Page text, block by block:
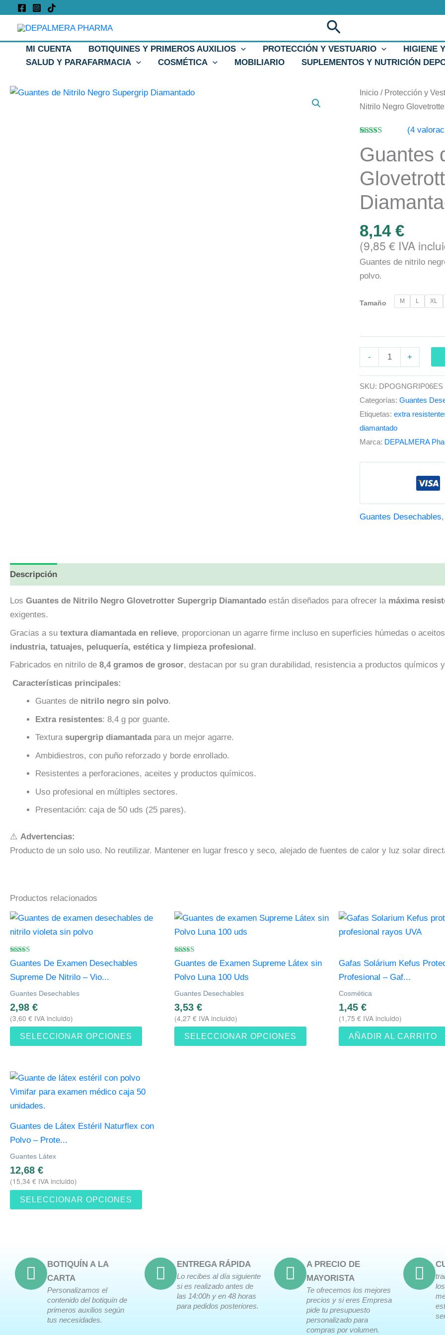
contenido
Buscar
MI CUENTA BOTIQUINES Y PRIMEROS AUXILIOS PROTECCIÓN Y VESTUARIO
HIGIENE
SALUD Y PARAFARMACIA
COSMÉTICA MOBILIARIO SUPLEMENTOS Y NUTRICIÓN
Inicio / Protección y
Nitrilo Negro
con 4.50de
5 en base a
de clientes
(4
Guantes
8,14€
(9,85€ IVA
Guantes de nitrilo
polvo.
Tamaño M L XL
-
Guantes
de
Negro
Glovetrotter
Supergrip
Diamantado
cantidad
+
SKU: DPOGNGRIP06ES
Categorías:Guantes
Etiquetas:extra
diamantado
Marca: DEPALMERA
Guantes Desechables
Descripción
Los Guantes de Nitrilo Negro Glovetrotter Supergrip Diamantado están diseñados para ofrecer la máxima
exigentes.
Gracias a su textura diamantada en relieve, proporcionan un agarre firme incluso en superficies húmedas o
industria, tatuajes, peluquería, estética y limpieza profesional.
Fabricados en nitrilo de 8,4 gramos de grosor, destacan por su gran durabilidad, resistencia a productos químicos
Características principales:
Guantes de nitrilo negro sin polvo.
Extra resistentes: 8,4 g por guante.
Textura supergrip diamantadapara un mejor agarre.
Ambidiestros, con puño reforzado y borde enrollado.
Resistentes a perforaciones, aceites y productos químicos.
Uso profesional en múltiples sectores.
Presentación: caja de 50 uds (25 pares).
⚠️ Advertencias:
Producto de un solo uso. No reutilizar. Mantener en lugar fresco y seco, alejado de fuentes de calor y luz solar
Productos relacionados
Valorado
con
4.50
de 5
Guantes De Examen Desechables
Supreme De Nitrilo – Vio...
Guantes Desechables
2,98 €
(3,60 € IVA incluido)
SELECCIONAR OPCIONES
Este
variantes.
pueden
Valorado
con
4.88
de 5
Guantes de Examen Supreme Látex sin
Polvo Luna 100 Uds
Guantes Desechables
3,53 €
(4,27 € IVA incluido)
SELECCIONAR OPCIONES
Este
múltiples
variantes.
pueden
Gafas Solárium Kefus
Profesional – Gaf...
Cosmética
1,45 €
(1,75 € IVA incluido)
AÑADIR AL CARRITO
Guantes de Látex Estéril Naturflex con
Polvo – Prote...
Guantes Látex
12,68 €
(15,34 € IVA incluido)
SELECCIONAR OPCIONES
producto
pueden
producto
BOTIQUÍN A LA
CARTA
Personalizamos el
contenido del botiquín de
primeros auxilios según
tus necesidades.
ENTREGA RÁPIDA
Lo recibes al día siguiente
si es realizado antes de
las 14:00h y en 48 horas
para pedidos posteriores.
A PRECIO DE
MAYORISTA
Te ofrecemos los mejores
precios y si eres Empresa
pide tu presupuesto
personalizado para
compras por volumen.